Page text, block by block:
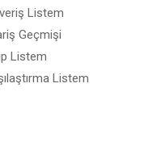
Listem
Geçmişi
Listem
Listem